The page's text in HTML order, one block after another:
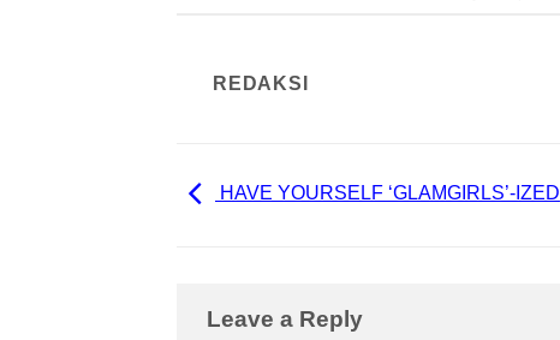
REDAKSI
HAVE YOURSELF ‘GLAMGIRLS’-IZED
Leave a Reply